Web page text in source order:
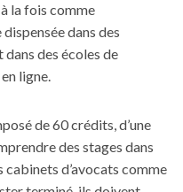
la fois comme
dans des
des écoles de
ligne.
de 60 crédits, d’une
des stages dans
d’avocats comme